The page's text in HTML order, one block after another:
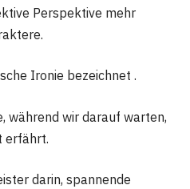
Perspektive mehr
Ironie bezeichnet .
während wir darauf warten,
erfährt.
darin, spannende